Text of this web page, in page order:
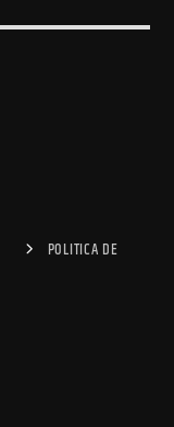
POLITICA DE